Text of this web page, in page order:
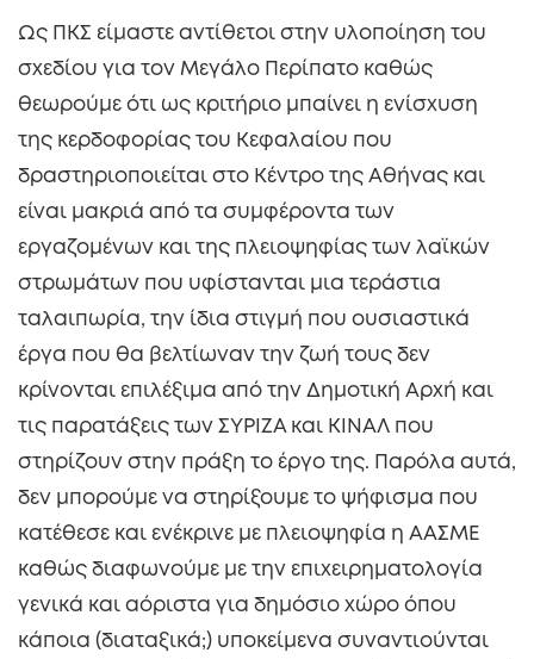
Ως ΠΚΣ είμαστε αντίθετοι στην υλοποίηση του
σχεδίου για τον Μεγάλο Περίπατο καθώς
θεωρούμε ότι ως κριτήριο μπαίνει η ενίσχυση
της κερδοφορίας του Κεφαλαίου που
δραστηριοποιείται στο Κέντρο της Αθήνας και
είναι μακριά από τα συμφέροντα των
εργαζομένων και της πλειοψηφίας των λαϊκών
στρωμάτων που υφίστανται μια τεράστια
ταλαιπωρία, την ίδια στιγμή που ουσιαστικά
έργα που θα βελτίωναν την ζωή τους δεν
κρίνονται επιλέξιμα από την Δημοτική Αρχή και
τις παρατάξεις των ΣΥΡΙΖΑ και ΚΙΝΑΛ που
στηρίζουν στην πράξη το έργο της. Παρόλα αυτά,
δεν μπορούμε να στηρίξουμε το ψήφισμα που
κατέθεσε και ενέκρινε με πλειοψηφία η ΑΑΣΜΕ
καθώς διαφωνούμε με την επιχειρηματολογία
γενικά και αόριστα για δημόσιο χώρο όπου
κάποια (διαταξικά;) υποκείμενα συναντιούνται